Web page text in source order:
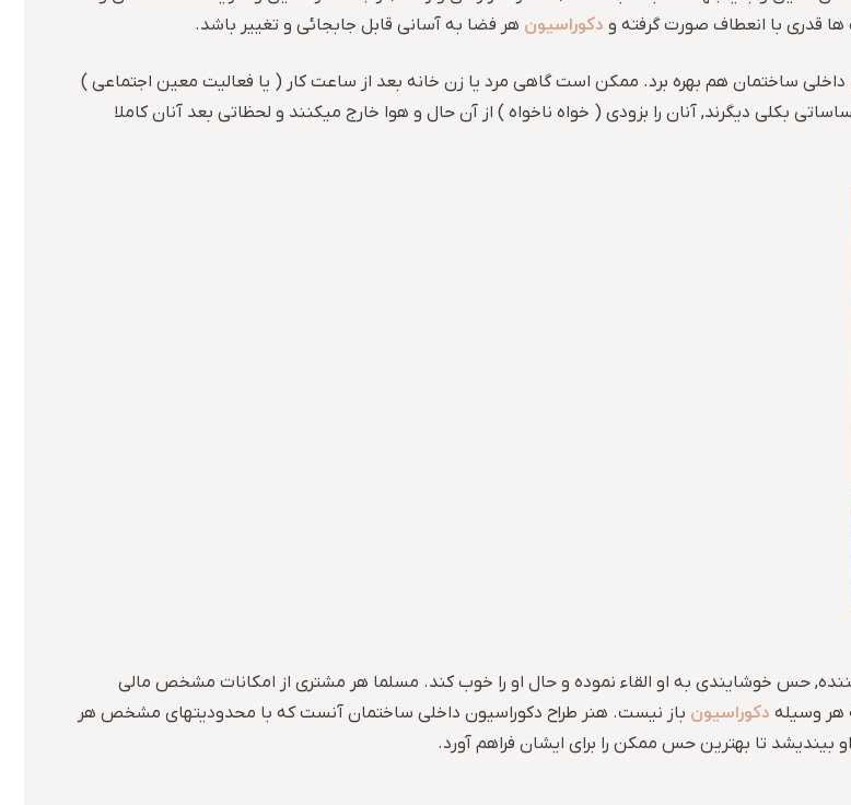
قدری با انعطاف صورت گرفته و دکوراسیون هر فضا به آسانی قابل جابجائی و تغییر باشد.
داخلی ساختمان هم بهره برد. ممکن است گاهی مرد یا زن خانه بعد از ساعت کار ( یا فعالیت معین اجتماعی )
بکلی دیگرند, آنان را بزودی ( خواه ناخواه ) از آن حال و هوا خارج میکنند و لحظاتی بعد آنان کاملا
حس خوشایندی به او القاء نموده و حال او را خوب کند. مسلما هر مشتری از امکانات مشخص مالی
هر وسیله دکوراسیون باز نیست. هنر طراح دکوراسیون داخلی ساختمان آنست که با محدودیتهای مشخص هر
بیندیشد تا بهترین حس ممکن را برای ایشان فراهم آورد.